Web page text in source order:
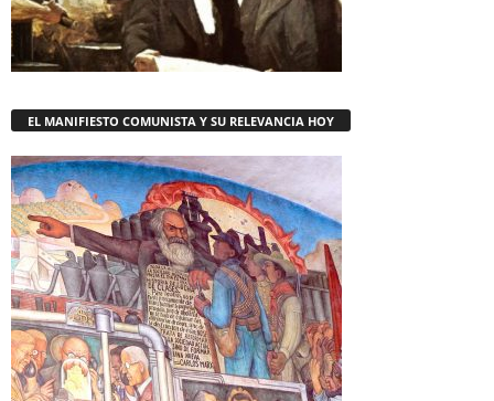
EL MANIFIESTO COMUNISTA Y SU RELEVANCIA HOY